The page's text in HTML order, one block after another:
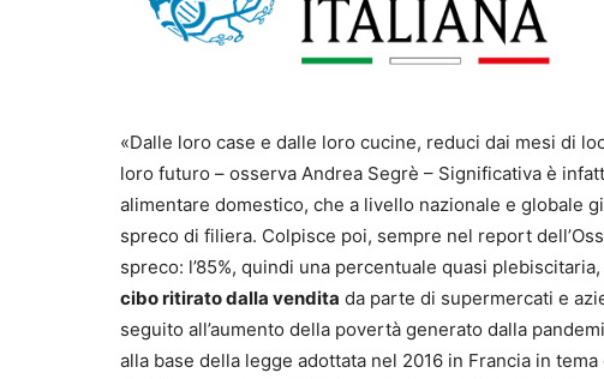
«Dalle loro case e dalle loro cucine, reduci dai mesi di
loro futuro – osserva Andrea Segrè – Significativa è
alimentare domestico, che a livello nazionale e globale
spreco di filiera. Colpisce poi, sempre nel report
spreco: l’85%, quindi una percentuale quasi
cibo ritirato dalla vendita da parte di supermercati e
seguito all’aumento della povertà generato dalla
alla base della legge adottata nel 2016 in Francia in